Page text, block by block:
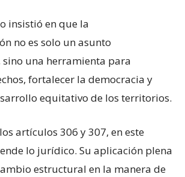
insistió en que la
no es solo un asunto
una herramienta para
fortalecer la democracia y
equitativo de los territorios.
artículos 306 y 307, en este
lo jurídico. Su aplicación plena
estructural en la manera de